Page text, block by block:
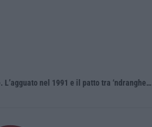
Antonino Scopelliti, il “giudice solo” contro le mafie. L’agguato nel 1991 e il patto tra ‘ndrangheta e Cosa nostra